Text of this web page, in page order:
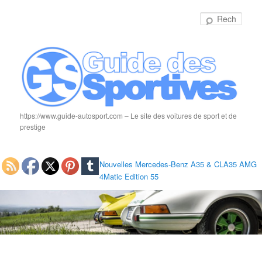
https://www.guide-autosport.com – Le site des voitures de sport et de
prestige
Nouvelles Mercedes-Benz A35 & CLA35 AMG
4Matic Edition 55